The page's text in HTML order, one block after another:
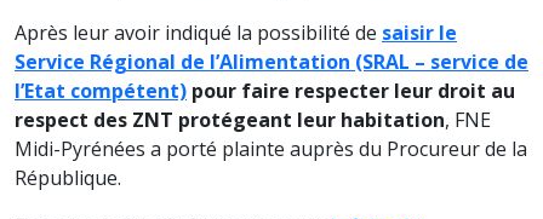
Après leur avoir indiqué la possibilité de saisir le
Service Régional de l’Alimentation (SRAL – service de
l’Etat compétent) pour faire respecter leur droit au
respect des ZNT protégeant leur habitation, FNE
Midi-Pyrénées a porté plainte auprès du Procureur de la
République.